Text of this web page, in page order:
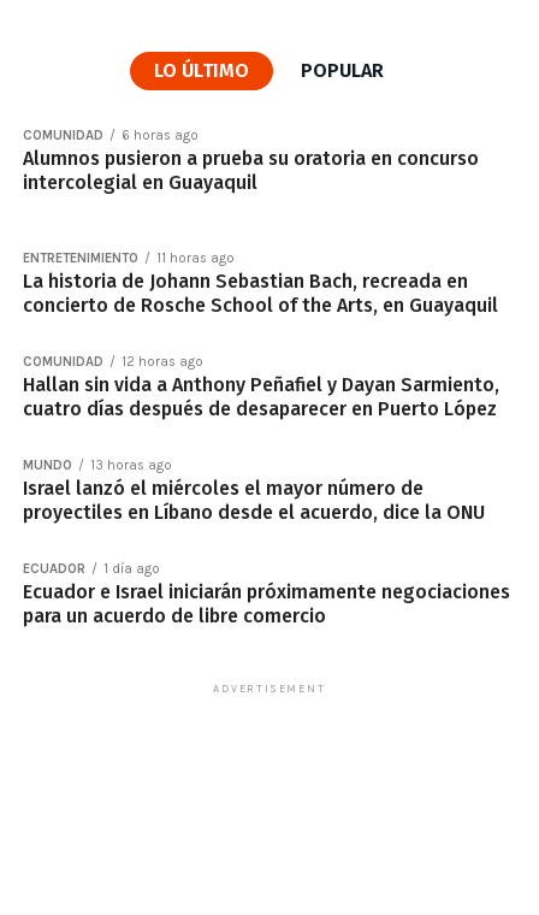
LO ÚLTIMO POPULAR
COMUNIDAD 6 horas ago
Alumnos pusieron a prueba su oratoria en concurso
intercolegial en Guayaquil
ENTRETENIMIENTO 11 horas ago
La historia de Johann Sebastian Bach, recreada en
concierto de Rosche School of the Arts, en Guayaquil
COMUNIDAD 12 horas ago
Hallan sin vida a Anthony Peñafiel y Dayan Sarmiento,
cuatro días después de desaparecer en Puerto López
MUNDO 13 horas ago
Israel lanzó el miércoles el mayor número de
proyectiles en Líbano desde el acuerdo, dice la ONU
ECUADOR 1 día ago
Ecuador e Israel iniciarán próximamente negociaciones
para un acuerdo de libre comercio
ADVERTISEMENT